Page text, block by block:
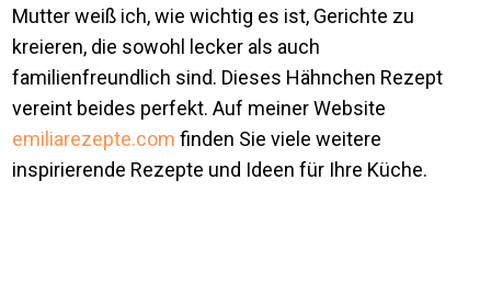
Mutter weiß ich, wie wichtig es ist, Gerichte zu
kreieren, die sowohl lecker als auch
familienfreundlich sind. Dieses Hähnchen Rezept
vereint beides perfekt. Auf meiner Website
emiliarezepte.com finden Sie viele weitere
inspirierende Rezepte und Ideen für Ihre Küche.